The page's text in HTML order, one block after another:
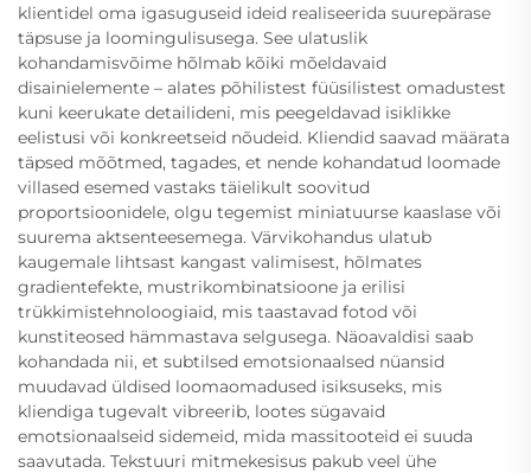
klientidel oma igasuguseid ideid realiseerida suurepärase
täpsuse ja loomingulisusega. See ulatuslik
kohandamisvõime hõlmab kõiki mõeldavaid
disainielemente – alates põhilistest füüsilistest omadustest
kuni keerukate detailideni, mis peegeldavad isiklikke
eelistusi või konkreetseid nõudeid. Kliendid saavad määrata
täpsed mõõtmed, tagades, et nende kohandatud loomade
villased esemed vastaks täielikult soovitud
proportsioonidele, olgu tegemist miniatuurse kaaslase või
suurema aktsenteesemega. Värvikohandus ulatub
kaugemale lihtsast kangast valimisest, hõlmates
gradientefekte, mustrikombinatsioone ja erilisi
trükkimistehnoloogiaid, mis taastavad fotod või
kunstiteosed hämmastava selgusega. Näoavaldisi saab
kohandada nii, et subtilsed emotsionaalsed nüansid
muudavad üldised loomaomadused isiksuseks, mis
kliendiga tugevalt vibreerib, lootes sügavaid
emotsionaalseid sidemeid, mida massitooteid ei suuda
saavutada. Tekstuuri mitmekesisus pakub veel ühe